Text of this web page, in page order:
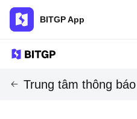
BITGP App
Trung tâm thông báo